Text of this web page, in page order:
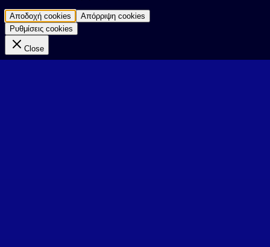
Αποδοχή cookies
Απόρριψη cookies
Ρυθμίσεις cookies
Close